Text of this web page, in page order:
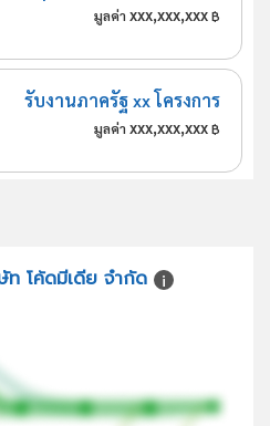
มูลค่า xxx,xxx,xxx ฿
รับงานภาครัฐ xx โครงการ
มูลค่า xxx,xxx,xxx ฿
ท โค้ดมีเดีย จำกัด